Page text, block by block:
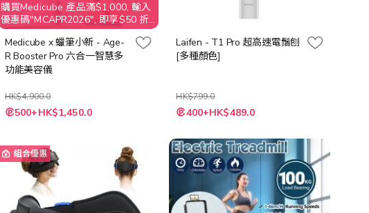
購買Medicube 產品滿$1,000, 輸入
優惠碼"MCAPR2026", 即享$50 折
扣
Medicube x 蠟筆小新 - Age-
R Booster Pro 六合一智慧多
功能美容儀
HK$4,900.0
特
殊 500+HK$1,450.0
Laifen - T1 Pro 超高速電鬚刨
[多種顏色]
HK$799.0
400+HK$489.0
組合優惠